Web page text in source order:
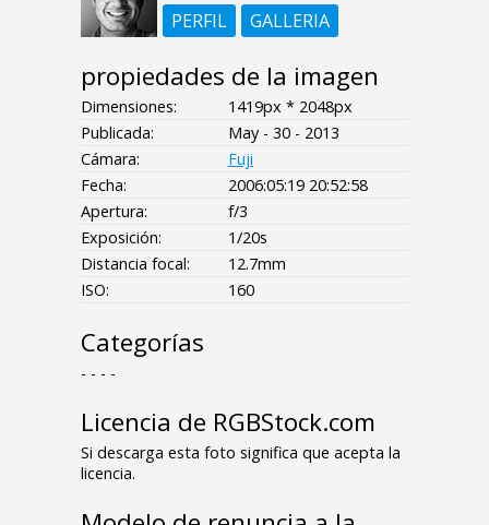
PERFIL
GALLERIA
propiedades de la imagen
Dimensiones:
1419px * 2048px
Publicada:
May - 30 - 2013
Cámara:
Fuji
Fecha:
2006:05:19 20:52:58
Apertura:
f/3
Exposición:
1/20s
Distancia focal:
12.7mm
ISO:
160
Categorías
- - - -
Licencia de RGBStock.com
Si descarga esta foto significa que acepta la
licencia.